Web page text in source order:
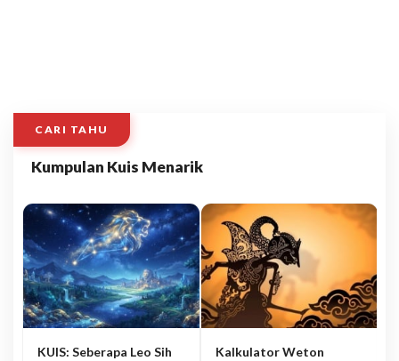
CARI TAHU
Kumpulan Kuis Menarik
KUIS: Seberapa Leo Sih
Kalkulator Weton